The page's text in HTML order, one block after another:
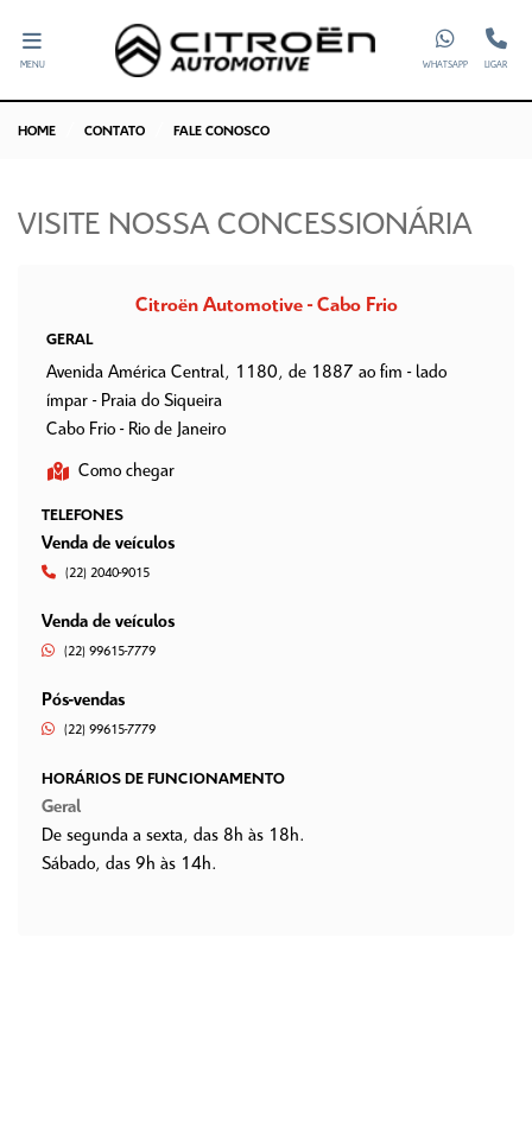
MENU WHATSAPP LIGAR
HOME CONTATO FALE CONOSCO
VISITE NOSSA CONCESSIONÁRIA
Citroën Automotive - Cabo Frio
GERAL
Avenida América Central, 1180, de 1887 ao fim - lado
ímpar - Praia do Siqueira
Cabo Frio - Rio de Janeiro
Como chegar
TELEFONES
Venda de veículos
(22) 2040-9015
Venda de veículos
(22) 99615-7779
Pós-vendas
(22) 99615-7779
HORÁRIOS DE FUNCIONAMENTO
Geral
De segunda a sexta, das 8h às 18h.
Sábado, das 9h às 14h.